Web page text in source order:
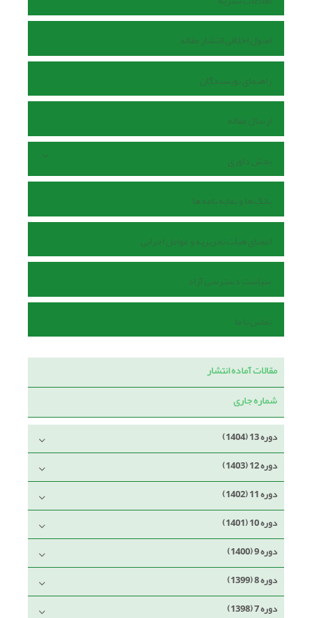
اصول اخلاقی انتشار مقاله
راهنمای نویسندگان
ارسال مقاله
بخش داوری
بانک ها و نمایه نامه ها
اعضای هیأت تحریریه و عوامل اجرایی
سیاست دسترسی آزاد
تماس با ما
مقالات آماده انتشار
شماره جاری
دوره 13 (1404)
دوره 12 (1403)
دوره 11 (1402)
دوره 10 (1401)
دوره 9 (1400)
دوره 8 (1399)
دوره 7 (1398)